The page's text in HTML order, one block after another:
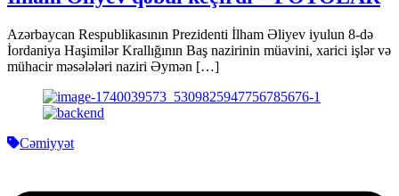
Azərbaycan Respublikasının Prezidenti İlham Əliyev iyulun 8-də
İordaniya Haşimilər Krallığının Baş nazirinin müavini, xarici işlər və
mühacir məsələləri naziri Əymən […]
Cəmiyyət